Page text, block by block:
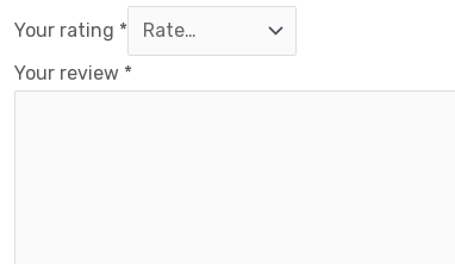
Your rating *
Your review *